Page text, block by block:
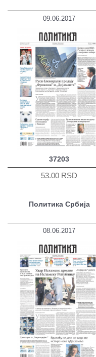
09.06.2017
37203
53.00 RSD
Политика Србија
08.06.2017